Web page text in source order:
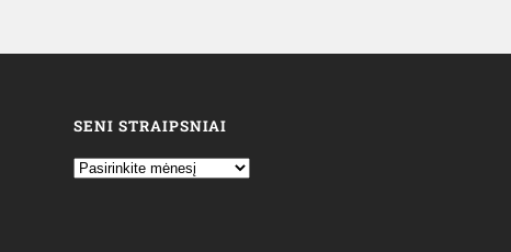
SENI STRAIPSNIAI